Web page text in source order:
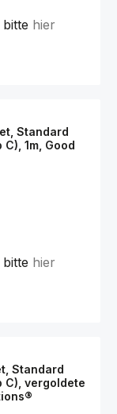
hier
Standard
1m, Good
hier
Standard
C), vergoldete